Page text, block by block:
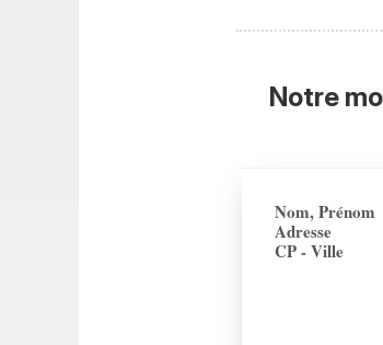
Notre
Nom, Prénom
Adresse
CP - Ville